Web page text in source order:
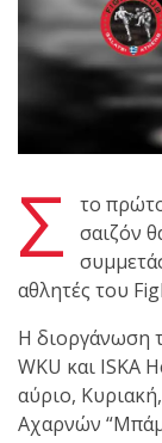
με την
Sejoy
ολοκλήρωσαν με
τις
εξετάσεις
ζωνών!
Σ
το
σαιζόν
αθλητές του
Η διοργάνωση
WKU και ISKA
αύριο,
Αχαρνών